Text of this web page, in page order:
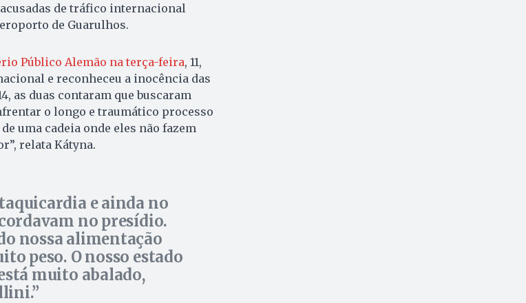
de tráfico internacional
de Guarulhos.
Público Alemão na terça-feira, 11,
e reconheceu a inocência das
as duas contaram que buscaram
o longo e traumático processo
uma cadeia onde eles não fazem
relata Kátyna.
e ainda no
no presídio.
nossa alimentação
peso. O nosso estado
muito abalado,